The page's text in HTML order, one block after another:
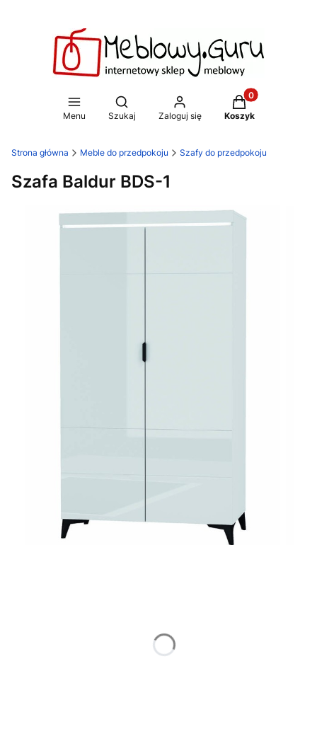
Menu
Otwórz wyszukiwarkę
Szukaj Zaloguj się
Produkty w
Koszyk
Strona główna Meble do przedpokoju Szafy do przedpokoju
Szafa Baldur BDS-1